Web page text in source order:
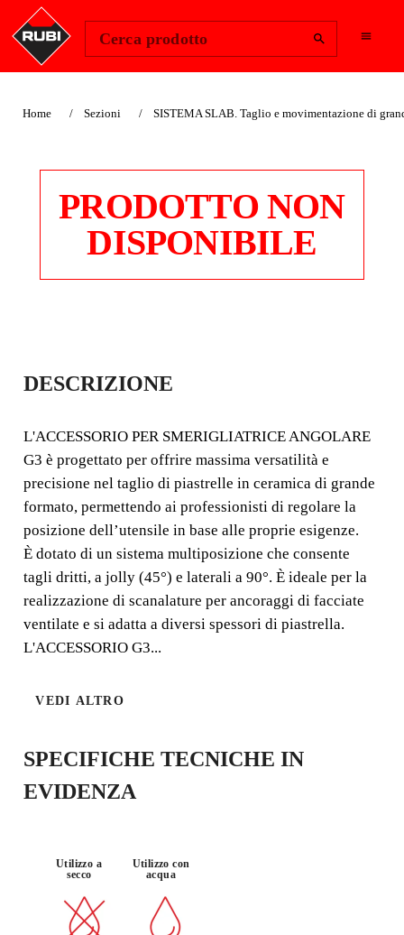
Cerca prodotto
Home Sezioni SISTEMA SLAB. Taglio e movimentazione di
PRODOTTO NON
DISPONIBILE
ACCESSORIO PER
SMERIGLIATRICE
G3
ACCESSORIO PER IL
TAGLIO ELETTRICO DI
PIASTRELLE DI GRANDE
FORMATO E LASTRE
CERAMICHE, SIA A SECCO
CHE A UMIDO.
versatilità e precisione nel taglio di piastrelle in ceramica
esigenze.
ANCORAGG
IO PER
FACCIATA
VENTILATA
TAGLIO A
SECCO E
UMIDO
DESCRIZIONE
L'ACCESSORIO PER SMERIGLIATRICE ANGOLARE
G3 è progettato per offrire massima versatilità e
precisione nel taglio di piastrelle in ceramica di grande
formato, permettendo ai professionisti di regolare la
posizione dell’utensile in base alle proprie esigenze.
È dotato di un sistema multiposizione che consente
tagli dritti, a jolly (45°) e laterali a 90°. È ideale per la
realizzazione di scanalature per ancoraggi di facciate
ventilate e si adatta a diversi spessori di piastrella.
L'ACCESSORIO G3...
VEDI ALTRO
SPECIFICHE TECNICHE IN
EVIDENZA
Utilizzo a
secco
Utilizzo con
acqua